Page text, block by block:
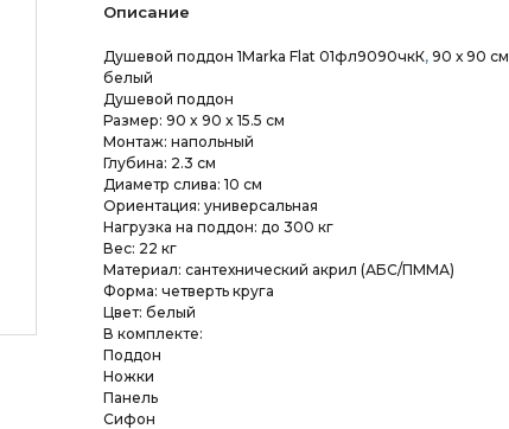
Описание
Душевой поддон 1Marka Flat 01фл9090чкК,90 х 90 см
белый
Душевой поддон
Размер: 90 x 90 x 15.5 см
Монтаж: напольный
Глубина: 2.3 см
Диаметр слива: 10 см
Ориентация: универсальная
Нагрузка на поддон: до 300 кг
Вес: 22 кг
Материал: сантехнический акрил (АБС/ПММА)
Форма: четверть круга
Цвет: белый
В комплекте:
Поддон
Ножки
Панель
Сифон